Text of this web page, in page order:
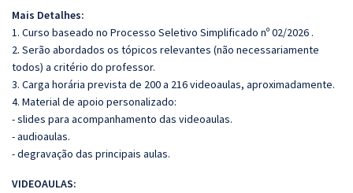
Mais Detalhes:
1. Curso baseado no Processo Seletivo Simplificado nº 02/2026 .
2. Serão abordados os tópicos relevantes (não necessariamente
todos) a critério do professor.
3. Carga horária prevista de 200 a 216 videoaulas, aproximadamente.
4. Material de apoio personalizado:
- slides para acompanhamento das videoaulas.
- audioaulas.
- degravação das principais aulas.
VIDEOAULAS: